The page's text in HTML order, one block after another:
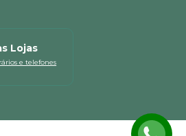
Lojas
e telefones